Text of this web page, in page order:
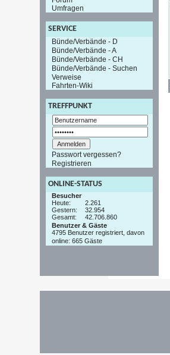
Umfragen
SERVICE
Bünde/Verbände - D
Bünde/Verbände - A
Bünde/Verbände - CH
Bünde/Verbände - Suchen
Verweise
Fahrten-Wiki
TREFFPUNKT
Passwort vergessen?
Registrieren
ONLINE-STATUS
Besucher
Heute:
2.261
Gestern:
32.954
Gesamt:
42.706.860
Benutzer & Gäste
4795 Benutzer registriert, davon
online: 665 Gäste